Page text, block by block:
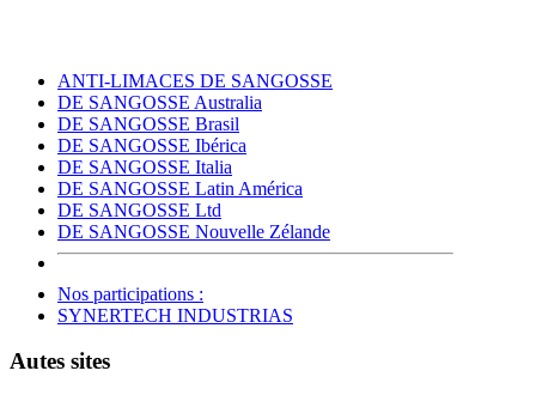
ANTI-LIMACES DE SANGOSSE
DE SANGOSSE Australia
DE SANGOSSE Brasil
DE SANGOSSE Ibérica
DE SANGOSSE Italia
DE SANGOSSE Latin América
DE SANGOSSE Ltd
DE SANGOSSE Nouvelle Zélande
Nos participations :
SYNERTECH INDUSTRIAS
Autes sites